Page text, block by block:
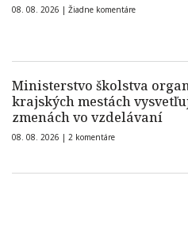
08. 08. 2026 | Žiadne komentáre
Ministerstvo školstva
krajských mestách
zmenách vo vzdelávaní
08. 08. 2026 | 2 komentáre